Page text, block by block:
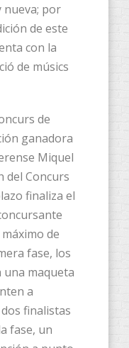
nueva; por
de este
con la
de músics
de
ganadora
Miquel
del Concurs
finaliza el
de
fase, los
maqueta
a
finalistas
fase, un